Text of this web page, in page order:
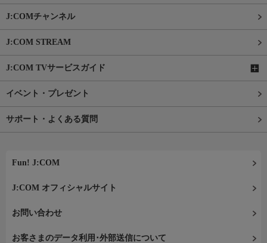
J:COMチャンネル
J:COM STREAM
J:COM TVサービスガイド
イベント・プレゼント
サポート・よくある質問
Fun! J:COM
J:COM オフィシャルサイト
お問い合わせ
お客さまのデータ利用･外部送信について